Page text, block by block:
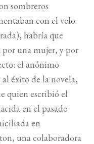
sombreros
con el velo
habría que
una mujer, y por
el anónimo
éxito de la novela,
quien escribió el
en el pasado
en
una colaboradora